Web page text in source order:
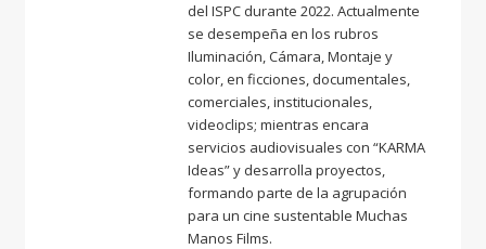
del ISPC durante 2022. Actualmente
se desempeña en los rubros
Iluminación, Cámara, Montaje y
color, en ficciones, documentales,
comerciales, institucionales,
videoclips; mientras encara
servicios audiovisuales con “KARMA
Ideas” y desarrolla proyectos,
formando parte de la agrupación
para un cine sustentable Muchas
Manos Films.